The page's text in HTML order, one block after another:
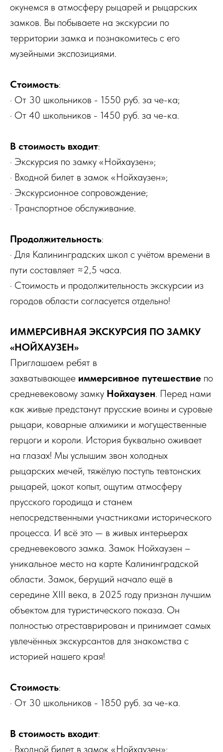
окунемся в атмосферу рыцарей и рыцарских
замков. Вы побываете на экскурсии по
территории замка и познакомитесь с его
музейными экспозициями.
Стоимость:
· От 30 школьников - 1550 руб. за че-ка;
· От 40 школьников - 1450 руб. за че-ка.
В стоимость входит:
· Экскурсия по замку «Нойхаузен»;
· Входной билет в замок «Нойхаузен»;
· Экскурсионное сопровождение;
· Транспортное обслуживание.
Продолжительность:
· Для Калининградских школ с учётом времени в
пути составляет ≈2,5 часа.
· Стоимость и продолжительность экскурсии из
городов области согласуется отдельно!
ИММЕРСИВНАЯ ЭКСКУРСИЯ ПО ЗАМКУ
«НОЙХАУЗЕН»
Приглашаем ребят в
захватывающее иммерсивное путешествие по
средневековому замку Нойхаузен. Перед нами
как живые предстанут прусские воины и суровые
рыцари, коварные алхимики и могущественные
герцоги и короли. История буквально оживает
на глазах! Мы услышим звон холодных
рыцарских мечей, тяжёлую поступь тевтонских
рыцарей, цокот копыт, ощутим атмосферу
прусского городища и станем
непосредственными участниками исторического
процесса. И всё это — в живых интерьерах
средневекового замка. Замок Нойхаузен –
уникальное место на карте Калининградской
области. Замок, берущий начало ещё в
середине XIII века, в 2025 году признан лучшим
объектом для туристического показа. Он
полностью отреставрирован и принимает самых
увлечённых экскурсантов для знакомства с
историей нашего края!
Стоимость:
· От 30 школьников - 1850 руб. за че-ка.
В стоимость входит:
· Входной билет в замок «Нойхаузен»;